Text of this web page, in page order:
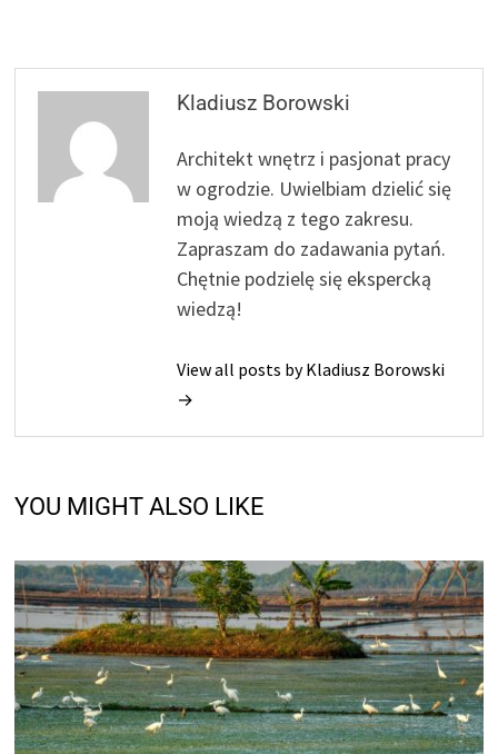
Kladiusz Borowski
Architekt wnętrz i pasjonat pracy
w ogrodzie. Uwielbiam dzielić się
moją wiedzą z tego zakresu.
Zapraszam do zadawania pytań.
Chętnie podzielę się ekspercką
wiedzą!
View all posts by Kladiusz Borowski
→
YOU MIGHT ALSO LIKE